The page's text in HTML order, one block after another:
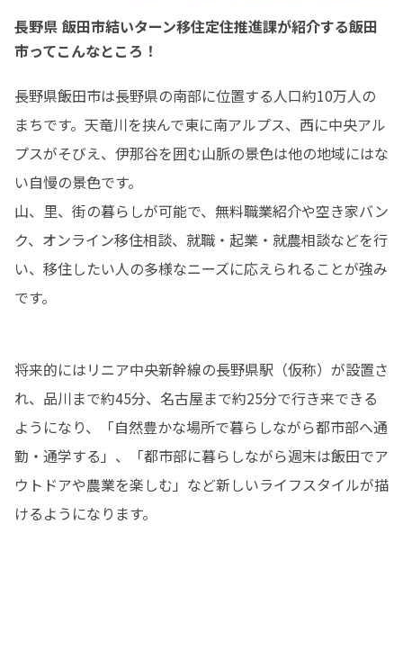
長野県 飯田市結いターン移住定住推進課が紹介する飯田
市ってこんなところ！
長野県飯田市は長野県の南部に位置する人口約10万人の
まちです。天竜川を挟んで東に南アルプス、西に中央アル
プスがそびえ、伊那谷を囲む山脈の景色は他の地域にはな
い自慢の景色です。
山、里、街の暮らしが可能で、無料職業紹介や空き家バン
ク、オンライン移住相談、就職・起業・就農相談などを行
い、移住したい人の多様なニーズに応えられることが強み
です。
将来的にはリニア中央新幹線の長野県駅（仮称）が設置さ
れ、品川まで約45分、名古屋まで約25分で行き来できる
ようになり、「自然豊かな場所で暮らしながら都市部へ通
勤・通学する」、「都市部に暮らしながら週末は飯田でア
ウトドアや農業を楽しむ」など新しいライフスタイルが描
けるようになります。